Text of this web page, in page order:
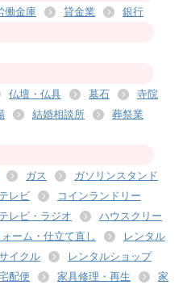
働金庫 貸金業 銀行
仏壇・仏具 墓石
寺院
結婚相談所
葬祭業
ガス
ガソリンスタンド
レビ
コインランドリー
テレビ・ラジオ
ハウスクリー
ォーム・仕立て直し
レンタル
イクル
レンタルショップ
配便 家具修理・再生
家